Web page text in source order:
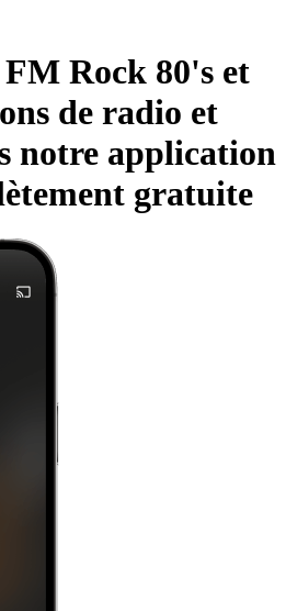
Rock 80's et
de radio et
notre application
gratuite